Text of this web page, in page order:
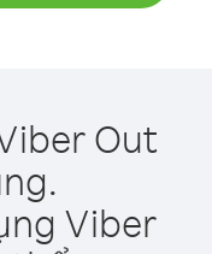
Out
Viber